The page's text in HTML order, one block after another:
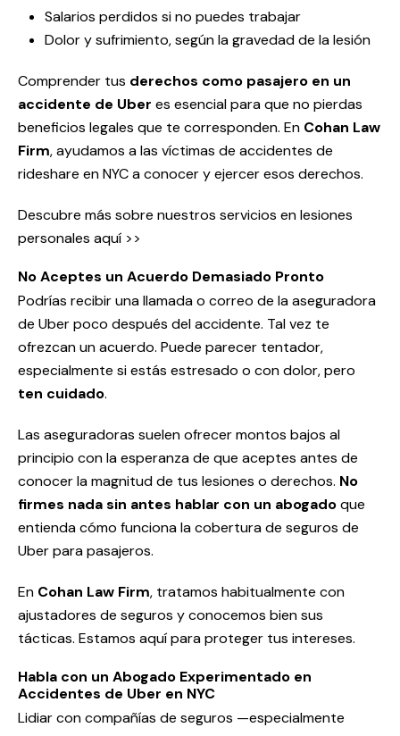
Salarios perdidos si no puedes trabajar
Dolor y sufrimiento, según la gravedad de la lesión
Comprender tus derechos como pasajero en un
accidente de Uber es esencial para que no pierdas
beneficios legales que te corresponden. En Cohan Law
Firm, ayudamos a las víctimas de accidentes de
rideshare en NYC a conocer y ejercer esos derechos.
Descubre más sobre nuestros servicios en lesiones
personales aquí >>
No Aceptes un Acuerdo Demasiado Pronto
Podrías recibir una llamada o correo de la aseguradora
de Uber poco después del accidente. Tal vez te
ofrezcan un acuerdo. Puede parecer tentador,
especialmente si estás estresado o con dolor, pero
ten cuidado.
Las aseguradoras suelen ofrecer montos bajos al
principio con la esperanza de que aceptes antes de
conocer la magnitud de tus lesiones o derechos. No
firmes nada sin antes hablar con un abogadoque
entienda cómo funciona la cobertura de seguros de
Uber para pasajeros.
En Cohan Law Firm, tratamos habitualmente con
ajustadores de seguros y conocemos bien sus
tácticas. Estamos aquí para proteger tus intereses.
Habla con un Abogado Experimentado en
Accidentes de Uber en NYC
Lidiar con compañías de seguros —especialmente